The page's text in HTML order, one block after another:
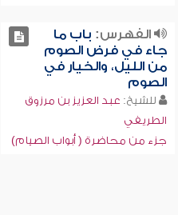
الفهرس: باب ما
جاء في فرض الصوم
من الليل، والخيار في
الصوم
للشيخ: عبد العزيز بن مرزوق
الطريفي
جزء من محاضرة ( أبواب الصيام)